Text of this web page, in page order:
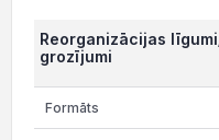
Reorganizācijas
grozījumi